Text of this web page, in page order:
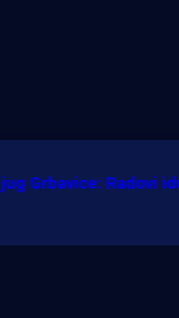
parolu!
Grbavice: Radovi